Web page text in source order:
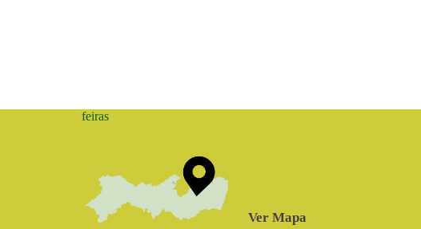
feiras
Ver Mapa